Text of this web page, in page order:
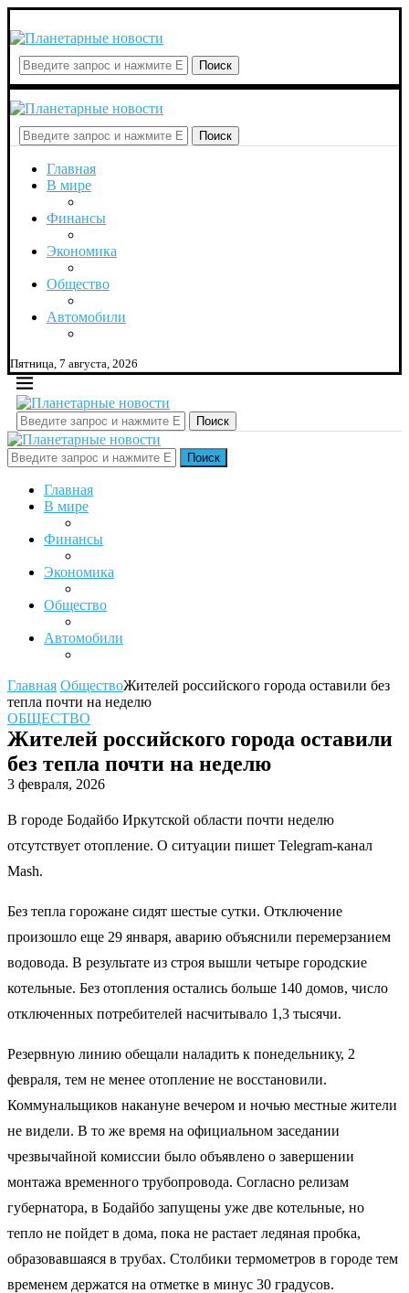
Поиск
Поиск
Главная
В мире
Финансы
Экономика
Общество
Автомобили
Пятница, 7 августа, 2026
Поиск
Поиск
Главная
В мире
Финансы
Экономика
Общество
Автомобили
Главная ОбществоЖителей российского города оставили без
тепла почти на неделю
ОБЩЕСТВО
Жителей российского города оставили
без тепла почти на неделю
3 февраля, 2026
В городе Бодайбо Иркутской области почти неделю
отсутствует отопление. О ситуации пишет Telegram-канал
Mash.
Без тепла горожане сидят шестые сутки. Отключение
произошло еще 29 января, аварию объяснили перемерзанием
водовода. В результате из строя вышли четыре городские
котельные. Без отопления остались больше 140 домов, число
отключенных потребителей насчитывало 1,3 тысячи.
Резервную линию обещали наладить к понедельнику, 2
февраля, тем не менее отопление не восстановили.
Коммунальщиков накануне вечером и ночью местные жители
не видели. В то же время на официальном заседании
чрезвычайной комиссии было объявлено о завершении
монтажа временного трубопровода. Согласно релизам
губернатора, в Бодайбо запущены уже две котельные, но
тепло не пойдет в дома, пока не растает ледяная пробка,
образовавшаяся в трубах. Столбики термометров в городе тем
временем держатся на отметке в минус 30 градусов.